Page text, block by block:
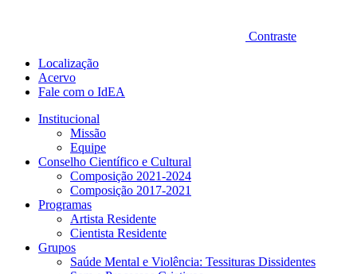
Contraste
Localização
Acervo
Fale com o IdEA
Institucional
Missão
Equipe
Conselho Científico e Cultural
Composição 2021-2024
Composição 2017-2021
Programas
Artista Residente
Cientista Residente
Grupos
Saúde Mental e Violência: Tessituras Dissidentes